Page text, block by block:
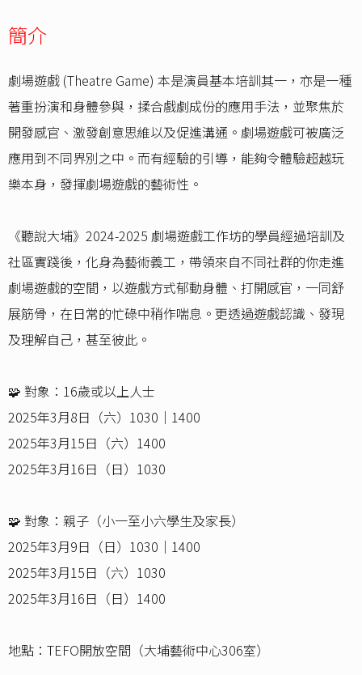
簡介
劇場遊戲 (Theatre Game) 本是演員基本培訓其一，亦是一種
著重扮演和身體參與，揉合戲劇成份的應用手法，並聚焦於
開發感官、激發創意思維以及促進溝通。劇場遊戲可被廣泛
應用到不同界別之中。而有經驗的引導，能夠令體驗超越玩
樂本身，發揮劇場遊戲的藝術性。
《聽說大埔》2024-2025 劇場遊戲工作坊的學員經過培訓及
社區實踐後，化身為藝術義工，帶領來自不同社群的你走進
劇場遊戲的空間，以遊戲方式郁動身體、打開感官，一同舒
展筋骨，在日常的忙碌中稍作喘息。更透過遊戲認識、發現
及理解自己，甚至彼此。
🧩 對象：16歲或以上人士
2025年3月8日（六）1030｜1400
2025年3月15日（六）1400
2025年3月16日（日）1030
🧩 對象：親子（小一至小六學生及家長）
2025年3月9日（日）1030｜1400
2025年3月15日（六）1030
2025年3月16日（日）1400
地點：TEFO開放空間（大埔藝術中心306室）